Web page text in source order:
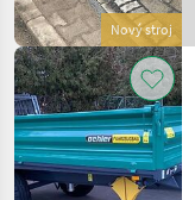
Nový stroj